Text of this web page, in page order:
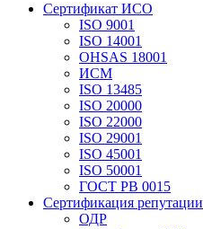
Сертификат ИСО
ISO 9001
ISO 14001
OHSAS 18001
ИСМ
ISO 13485
ISO 20000
ISO 22000
ISO 29001
ISO 45001
ISO 50001
ГОСТ РВ 0015
Сертификация репутации
ОДР